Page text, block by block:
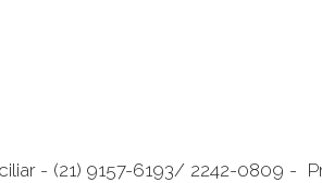
- (21) 9157-6193/ 2242-0809 -